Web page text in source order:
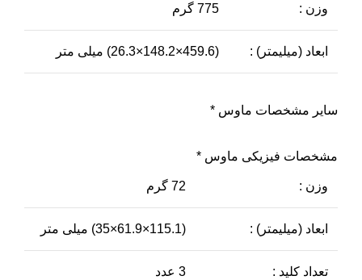
وزن : 775 گرم
ابعاد (میلیمتر) : (459.6×148.2×26.3) میلی متر
سایر مشخصات ماوس *
مشخصات فیزیکی ماوس *
وزن : 72 گرم
ابعاد (میلیمتر) : (115.1×61.9×35) میلی متر
تعداد کلید : 3 عدد